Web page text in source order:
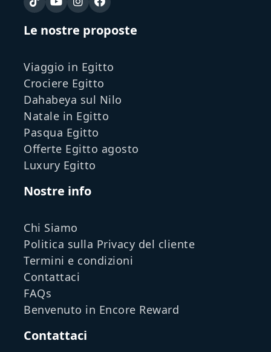
Le nostre proposte
Viaggio in Egitto
Crociere Egitto
Dahabeya sul Nilo
Natale in Egitto
Pasqua Egitto
Offerte Egitto agosto
Luxury Egitto
Nostre info
Chi Siamo
Politica sulla Privacy del cliente
Termini e condizioni
Contattaci
FAQs
Benvenuto in Encore Reward
Contattaci